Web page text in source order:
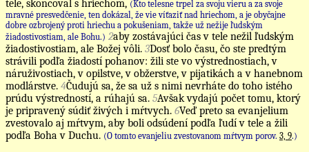
tele, skoncoval s hriechom, (Kto telesne trpel za svoju vieru a za svoje
mravné presvedčenie, ten dokázal, že vie víťaziť nad hriechom, a je obyčajne
dobre ozbrojený proti hriechu a pokušeniam, takže už nežije ľudským
žiadostivostiam, ale Bohu.) 2aby zostávajúci čas v tele nežil ľudským
žiadostivostiam, ale Božej vôli. 3Dosť bolo času, čo ste predtým
strávili podľa žiadostí pohanov: žili ste vo výstrednostiach, v
náruživostiach, v opilstve, v obžerstve, v pijatikách a v hanebnom
modlárstve. 4Čudujú sa, že sa už s nimi nevrháte do toho istého
prúdu výstredností, a rúhajú sa. 5Avšak vydajú počet tomu, ktorý
je pripravený súdiť živých i mŕtvych. 6Veď preto sa evanjelium
zvestovalo aj mŕtvym, aby boli odsúdení podľa ľudí v tele a žili
podľa Boha v Duchu. (O tomto evanjeliu zvestovanom mŕtvym porov. 3, 9.)